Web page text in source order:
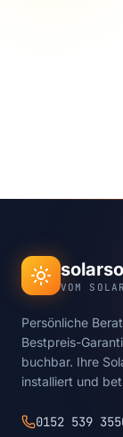
VOM
Persönliche
Bestpreis-
buchbar. Ihre
installiert und
0152 539